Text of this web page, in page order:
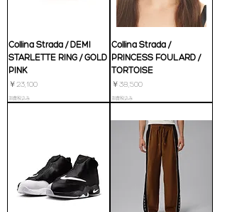
Collina Strada / DEMI
STARLETTE RING / GOLD
PINK
価格
￥23,100
消費税込み
Collina Strada /
PRINCESS FOULARD /
TORTOISE
価格
￥38,500
消費税込み